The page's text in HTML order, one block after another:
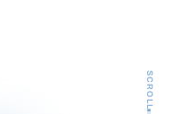
SCROLL